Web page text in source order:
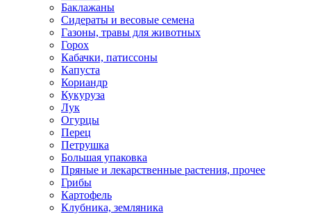
Баклажаны
Сидераты и весовые семена
Газоны, травы для животных
Горох
Кабачки, патиссоны
Капуста
Кориандр
Кукуруза
Лук
Огурцы
Перец
Петрушка
Большая упаковка
Пряные и лекарственные растения, прочее
Грибы
Картофель
Клубника, земляника